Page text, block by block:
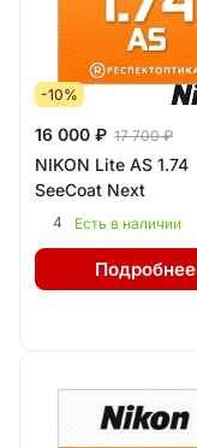
-10%
16 000 ₽ 17 700 ₽
NIKON Lite AS 1.74
SeeCoat Next
4 Есть в наличии
Подробнее